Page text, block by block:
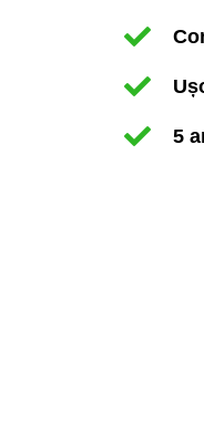
5